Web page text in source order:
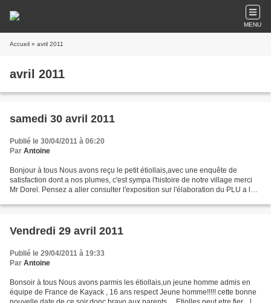
MENU
Accueil » avril 2011
avril 2011
samedi 30 avril 2011
Publié le 30/04/2011 à 06:20
Par Antoine
Bonjour à tous Nous avons reçu le petit étiollais,avec une enquête de
satisfaction dont a nos plumes, c'est sympa l'histoire de notre village merci
Mr Dorel. Pensez a aller consulter l'exposition sur l'élaboration du PLU a la
Vendredi 29 avril 2011
Publié le 29/04/2011 à 19:33
Par Antoine
Bonsoir à tous Nous avons parmis les étiollais,un jeune homme admis en
équipe de France de Kayack , 16 ans respect Jeune homme!!!!! cette bonne